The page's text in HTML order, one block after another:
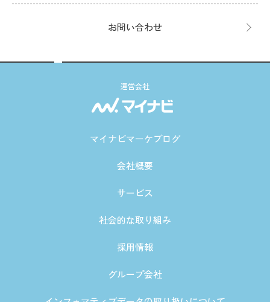
お問い合わせ
運営会社
マイナビマーケブログ
会社概要
サービス
社会的な取り組み
採用情報
グループ会社